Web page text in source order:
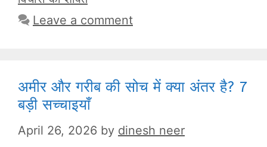
Leave a comment
अमीर और गरीब की सोच में क्या अंतर है? 7
बड़ी सच्चाइयाँ
April 26, 2026 by dinesh neer